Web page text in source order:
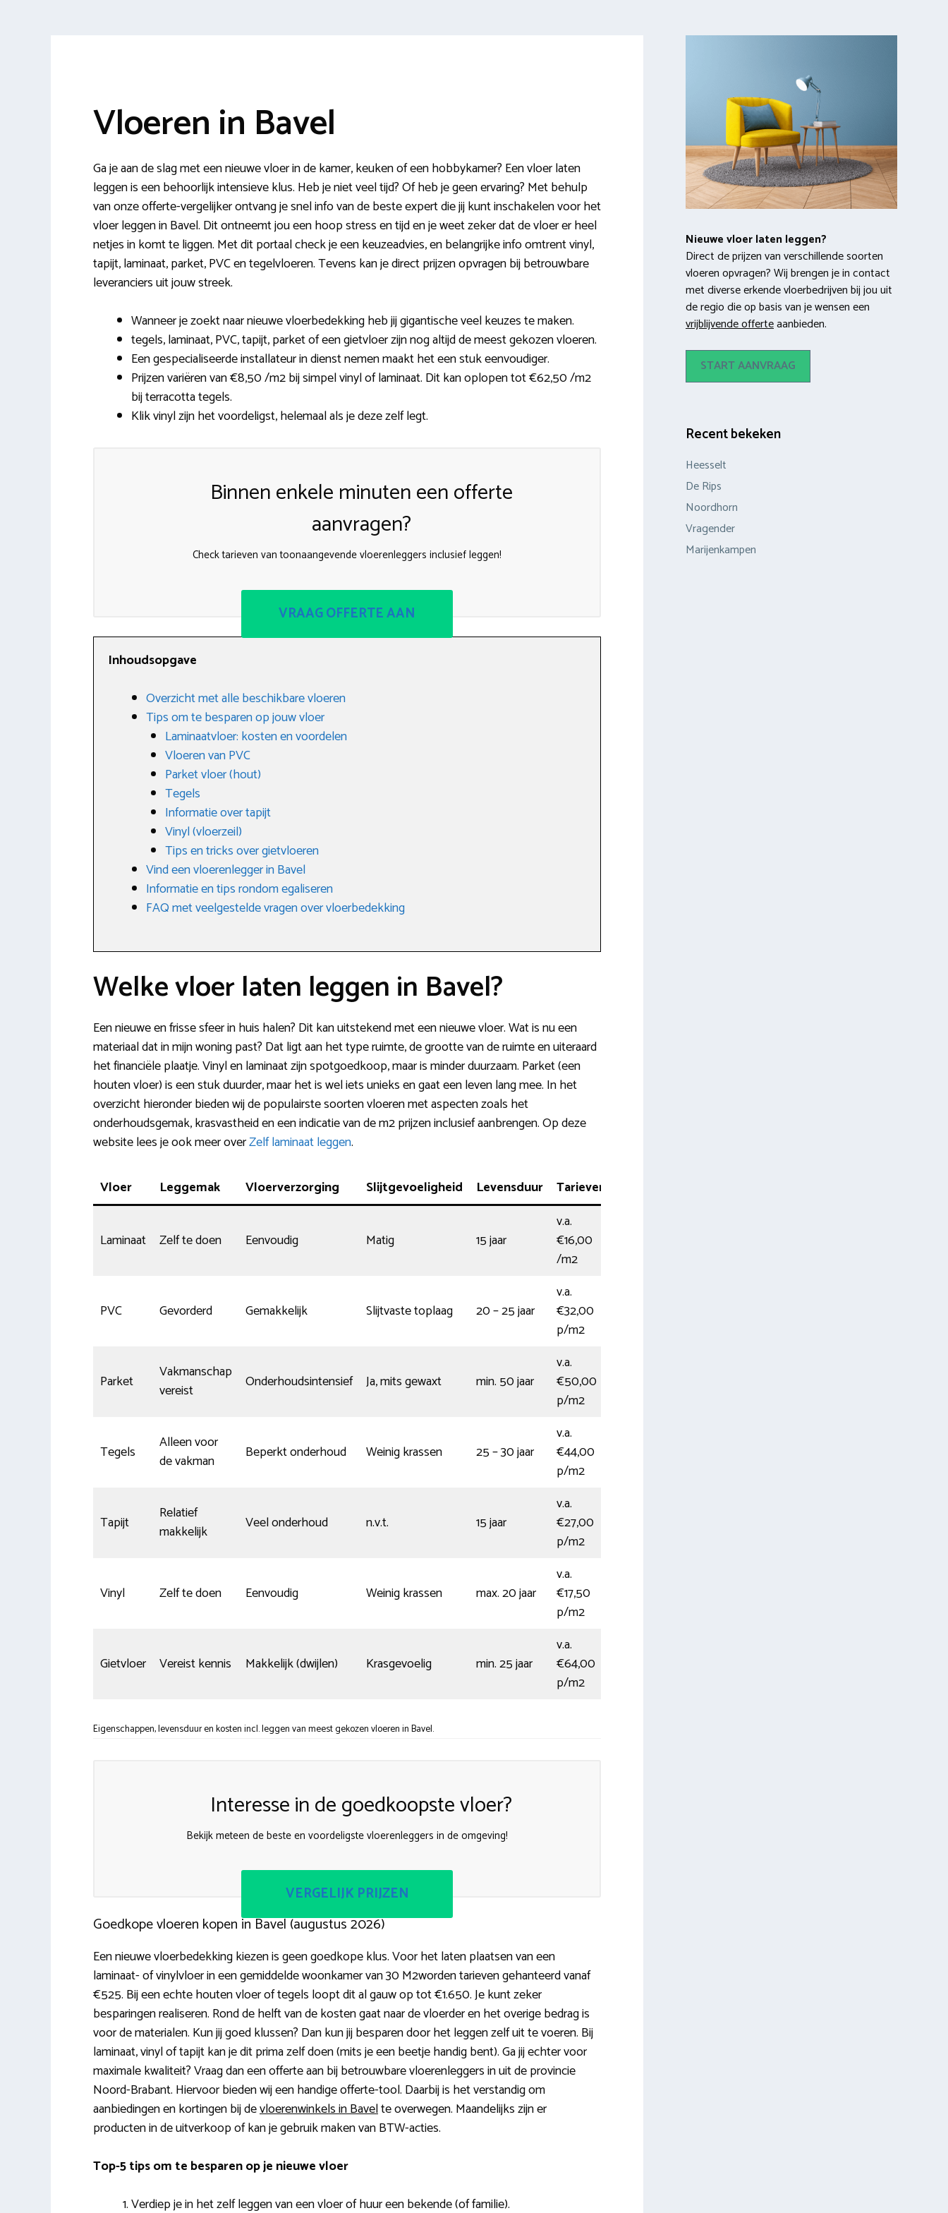
Vloeren in Bavel
Ga je aan de slag met een nieuwe vloer in de kamer, keuken of een hobbykamer? Een vloer laten
leggen is een behoorlijk intensieve klus. Heb je niet veel tijd? Of heb je geen ervaring? Met behulp
van onze offerte-vergelijker ontvang je snel info van de beste expert die jij kunt inschakelen voor het
vloer leggen in Bavel. Dit ontneemt jou een hoop stress en tijd en je weet zeker dat de vloer er heel
netjes in komt te liggen. Met dit portaal check je een keuzeadvies, en belangrijke info omtrent vinyl,
tapijt, laminaat, parket, PVC en tegelvloeren. Tevens kan je direct prijzen opvragen bij betrouwbare
leveranciers uit jouw streek.
Wanneer je zoekt naar nieuwe vloerbedekking heb jij gigantische veel keuzes te maken.
tegels, laminaat, PVC, tapijt, parket of een gietvloer zijn nog altijd de meest gekozen vloeren.
Een gespecialiseerde installateur in dienst nemen maakt het een stuk eenvoudiger.
Prijzen variëren van €8,50 /m2 bij simpel vinyl of laminaat. Dit kan oplopen tot €62,50 /m2
bij terracotta tegels.
Klik vinyl zijn het voordeligst, helemaal als je deze zelf legt.
Binnen enkele minuten een offerte
aanvragen?
Check tarieven van toonaangevende vloerenleggers inclusief leggen!
VRAAG OFFERTE AAN
Inhoudsopgave
Overzicht met alle beschikbare vloeren
Tips om te besparen op jouw vloer
Laminaatvloer: kosten en voordelen
Vloeren van PVC
Parket vloer (hout)
Tegels
Informatie over tapijt
Vinyl (vloerzeil)
Tips en tricks over gietvloeren
Vind een vloerenlegger in Bavel
Informatie en tips rondom egaliseren
FAQ met veelgestelde vragen over vloerbedekking
Welke vloer laten leggen in Bavel?
Een nieuwe en frisse sfeer in huis halen? Dit kan uitstekend met een nieuwe vloer. Wat is nu een
materiaal dat in mijn woning past? Dat ligt aan het type ruimte, de grootte van de ruimte en uiteraard
het financiële plaatje. Vinyl en laminaat zijn spotgoedkoop, maar is minder duurzaam. Parket (een
houten vloer) is een stuk duurder, maar het is wel iets unieks en gaat een leven lang mee. In het
overzicht hieronder bieden wij de populairste soorten vloeren met aspecten zoals het
onderhoudsgemak, krasvastheid en een indicatie van de m2 prijzen inclusief aanbrengen. Op deze
website lees je ook meer overZelf laminaat leggen.
Vloer Leggemak Vloerverzorging Slijtgevoeligheid Levensduur Tarieven
Laminaat Zelf te doen Eenvoudig Matig 15 jaar
v.a.
€16,00
/m2
PVC Gevorderd Gemakkelijk Slijtvaste toplaag 20 – 25 jaar
v.a.
€32,00
p/m2
Parket
Vakmanschap
vereist
Onderhoudsintensief Ja, mits gewaxt min. 50 jaar
v.a.
€50,00
p/m2
Tegels
Alleen voor
de vakman
Beperkt onderhoud Weinig krassen 25 – 30 jaar
v.a.
€44,00
p/m2
Tapijt
Relatief
makkelijk
Veel onderhoud n.v.t. 15 jaar
v.a.
€27,00
p/m2
Vinyl Zelf te doen Eenvoudig Weinig krassen max. 20 jaar
v.a.
€17,50
p/m2
Gietvloer Vereist kennis Makkelijk (dwijlen) Krasgevoelig min. 25 jaar
v.a.
€64,00
p/m2
Eigenschappen, levensduur en kosten incl. leggen van meest gekozen vloeren in Bavel.
Interesse in de goedkoopste vloer?
Bekijk meteen de beste en voordeligste vloerenleggers in de omgeving!
VERGELIJK PRIJZEN
Goedkope vloeren kopen in Bavel (augustus 2026)
Een nieuwe vloerbedekking kiezen is geen goedkope klus. Voor het laten plaatsen van een
laminaat- of vinylvloer in een gemiddelde woonkamer van 30 M2worden tarieven gehanteerd vanaf
€525. Bij een echte houten vloer of tegels loopt dit al gauw op tot €1.650. Je kunt zeker
besparingen realiseren. Rond de helft van de kosten gaat naar de vloerder en het overige bedrag is
voor de materialen. Kun jij goed klussen? Dan kun jij besparen door het leggen zelf uit te voeren. Bij
laminaat, vinyl of tapijt kan je dit prima zelf doen (mits je een beetje handig bent). Ga jij echter voor
maximale kwaliteit? Vraag dan een offerte aan bij betrouwbare vloerenleggers in uit de provincie
Noord-Brabant. Hiervoor bieden wij een handige offerte-tool. Daarbij is het verstandig om
aanbiedingen en kortingen bij devloerenwinkels in Bavelte overwegen. Maandelijks zijn er
producten in de uitverkoop of kan je gebruik maken van BTW-acties.
Top-5 tips om te besparen op je nieuwe vloer
Verdiep je in het zelf leggen van een vloer of huur een bekende (of familie).
Nieuwe vloer laten leggen?
Direct de prijzen van verschillende soorten
vloeren opvragen? Wij brengen je in contact
met diverse erkende vloerbedrijven bij jou uit
de regio die op basis van je wensen een
vrijblijvende offerteaanbieden.
START AANVRAAG
Recent bekeken
Heesselt
De Rips
Noordhorn
Vragender
Marijenkampen